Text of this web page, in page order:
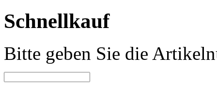
Schnellkauf
Bitte geben Sie die